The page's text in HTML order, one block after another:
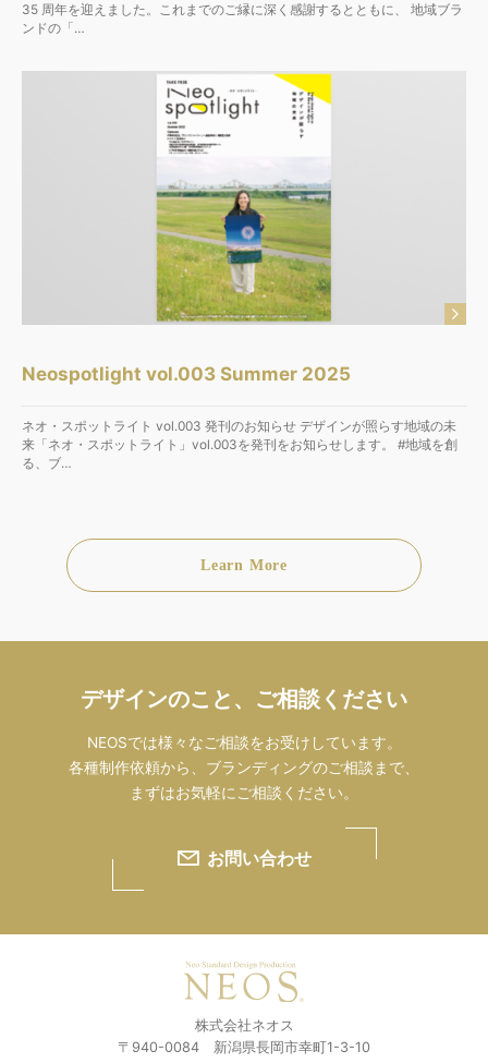
35 周年を迎えました。これまでのご縁に深く感謝するとともに、 地域ブラ
ンドの「…
Neospotlight vol.003 Summer 2025
ネオ・スポットライト vol.003 発刊のお知らせ デザインが照らす地域の未
来「ネオ・スポットライト」vol.003を発刊をお知らせします。 #地域を創
る、ブ…
Learn More
デザインのこと、ご相談ください
NEOSでは様々なご相談をお受けしています。
各種制作依頼から、ブランディングのご相談まで、
まずはお気軽にご相談ください。
お問い合わせ
株式会社ネオス
〒940-0084 新潟県長岡市幸町1-3-10